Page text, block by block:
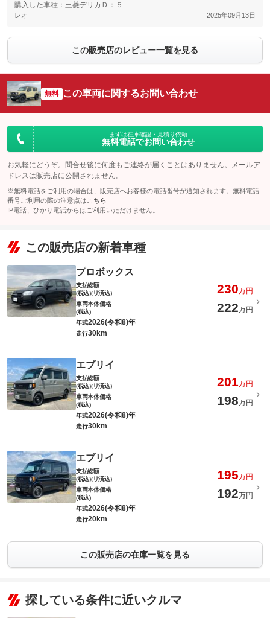
購入した車種：三菱デリカＤ：５
レオ 2025年09月13日
この販売店のレビュー一覧を見る
無料 この車両に関するお問い合わせ
まずは在庫確認・見積り依頼
無料電話でお問い合わせ
お気軽にどうぞ。問合せ後に何度もご連絡が届くことはありません。メールア
ドレスは販売店に公開されません。
※無料電話をご利用の場合は、販売店へお客様の電話番号が通知されます。無料電話
番号ご利用の際の注意点は こちら
IP電話、ひかり電話からはご利用いただけません。
この販売店の新着車種
プロボックス
支払総額
(税込)(リ済込)
230万円
車両本体価格
(税込)
222万円
年式2026(令和8)年
走行30km
エブリイ
支払総額
(税込)(リ済込)
201万円
車両本体価格
(税込)
198万円
年式2026(令和8)年
走行30km
エブリイ
支払総額
(税込)(リ済込)
195万円
車両本体価格
(税込)
192万円
年式2026(令和8)年
走行20km
この販売店の在庫一覧を見る
探している条件に近いクルマ